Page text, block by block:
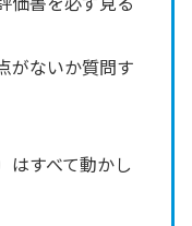
がないか質問す
はすべて動かし